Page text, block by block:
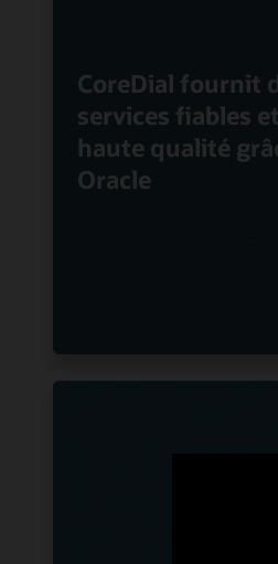
CoreDial fournit
services fiables
haute qualité
Oracle